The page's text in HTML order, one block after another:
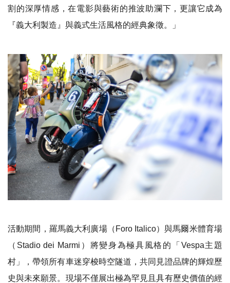
割的深厚情感，在電影與藝術的推波助瀾下，更讓它成為
『義大利製造』與義式生活風格的經典象徵。」
活動期間，羅馬義大利廣場（Foro Italico）與馬爾米體育場
（Stadio dei Marmi）將變身為極具風格的「Vespa主題
村」，帶領所有車迷穿梭時空隧道，共同見證品牌的輝煌歷
史與未來願景。現場不僅展出極為罕見且具有歷史價值的經